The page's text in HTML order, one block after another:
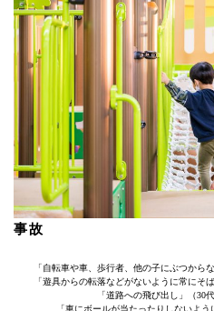
事故
「自転車や車、歩行者、他の子にぶつから
「遊具からの転落などがないように常にそ
「道路への飛び出し」（30
「車にボールが当たったりしないよう